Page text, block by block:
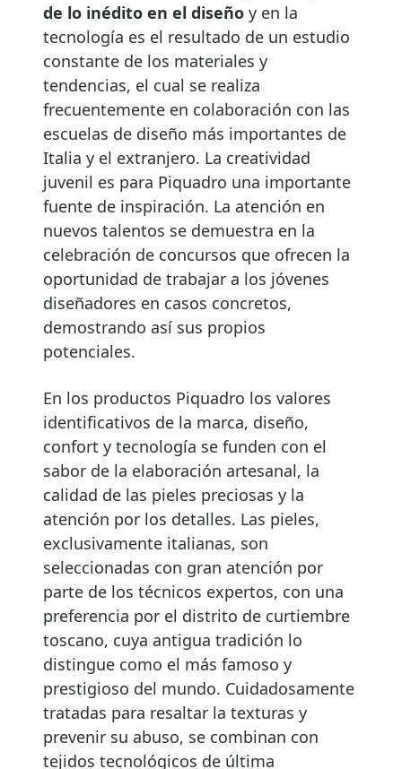
de lo inédito en el diseño y en la
tecnología es el resultado de un estudio
constante de los materiales y
tendencias, el cual se realiza
frecuentemente en colaboración con las
escuelas de diseño más importantes de
Italia y el extranjero. La creatividad
juvenil es para Piquadro una importante
fuente de inspiración. La atención en
nuevos talentos se demuestra en la
celebración de concursos que ofrecen la
oportunidad de trabajar a los jóvenes
diseñadores en casos concretos,
demostrando así sus propios
potenciales.
En los productos Piquadro los valores
identificativos de la marca, diseño,
confort y tecnología se funden con el
sabor de la elaboración artesanal, la
calidad de las pieles preciosas y la
atención por los detalles. Las pieles,
exclusivamente italianas, son
seleccionadas con gran atención por
parte de los técnicos expertos, con una
preferencia por el distrito de curtiembre
toscano, cuya antigua tradición lo
distingue como el más famoso y
prestigioso del mundo. Cuidadosamente
tratadas para resaltar la texturas y
prevenir su abuso, se combinan con
tejidos tecnológicos de última